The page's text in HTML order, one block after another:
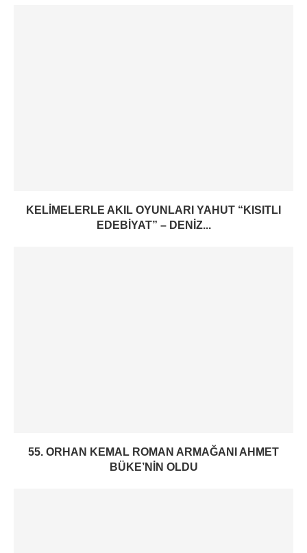
KELIMELERLE AKIL OYUNLARI YAHUT “KISITLI
EDEBIYAT” – DENIZ...
55. ORHAN KEMAL ROMAN ARMAĞANI AHMET
BÜKE’NIN OLDU